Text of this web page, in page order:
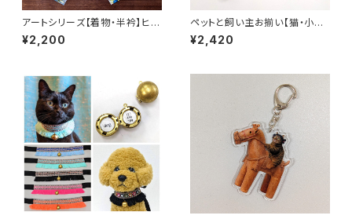
アートシリーズ【着物・半衿】ヒエ
ロニムス・ボス「快楽の園 」Hier
onymus Bosch The Garde
¥2,200
ペットと飼い主お揃い【猫・小型
犬用 首輪（大） 全3色】迷子札に
もなるロケットチャーム付き！刺
エロー・ブラック 推し活
¥2,420